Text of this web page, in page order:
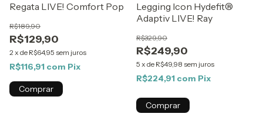
Regata LIVE! Comfort Pop
R$129,90
R$189,90
2 x de R$64,95 sem juros
R$116,91 com Pix
Comprar
Legging Icon Hydefit®
Adaptiv LIVE! Ray
R$249,90
R$329,90
5 x de R$49,98 sem juros
R$224,91 com Pix
Comprar